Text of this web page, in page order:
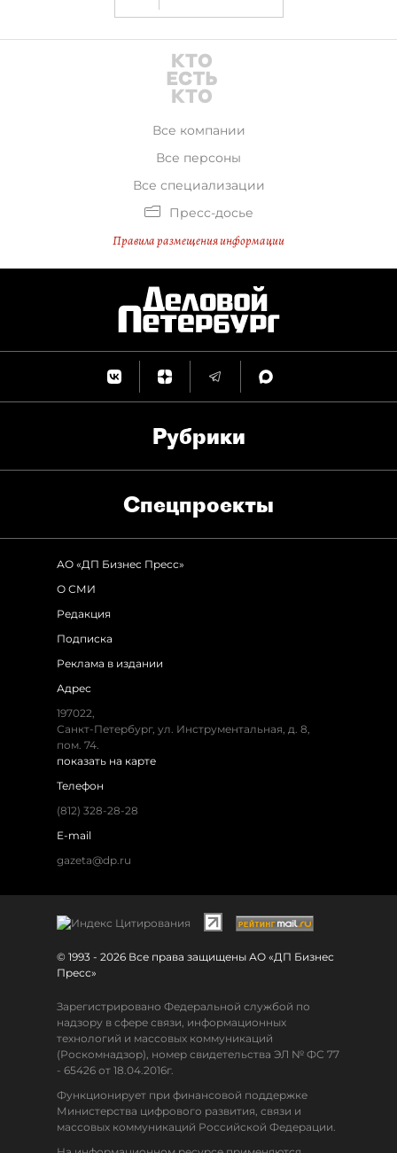
Все компании
Все персоны
Все специализации
Пресс-досье
Правила размещения информации
Рубрики
Спец­проекты
АО «ДП Бизнес Пресс»
О СМИ
Редакция
Подписка
Реклама в издании
Адрес
197022,
Санкт-Петербург, ул. Инструментальная, д. 8,
пом. 74.
показать на карте
Телефон
(812) 328-28-28
E-mail
gazeta@dp.ru
© 1993 - 2026 Все права защищены АО «ДП Бизнес
Пресс»
Зарегистрировано Федеральной службой по
надзору в сфере связи, информационных
технологий и массовых коммуникаций
(Роскомнадзор), номер свидетельства ЭЛ № ФС 77
- 65426 от 18.04.2016г.
Функционирует при финансовой поддержке
Министерства цифрового развития, связи и
массовых коммуникаций Российской Федерации.